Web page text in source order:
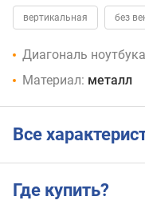
вертикальная без
Диагональ
Материал: металл
Все
Где купить?